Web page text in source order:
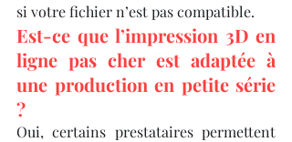
si votre fichier n’est pas compatible.
Est-ce que l’impression 3D en
ligne pas cher est adaptée à
une production en petite série
?
Oui, certains prestataires permettent